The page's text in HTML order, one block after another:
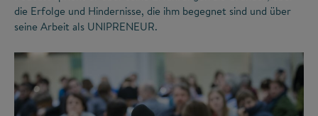
die Erfolge und Hindernisse, die ihm begegnet sind und über
seine Arbeit als UNIPRENEUR.